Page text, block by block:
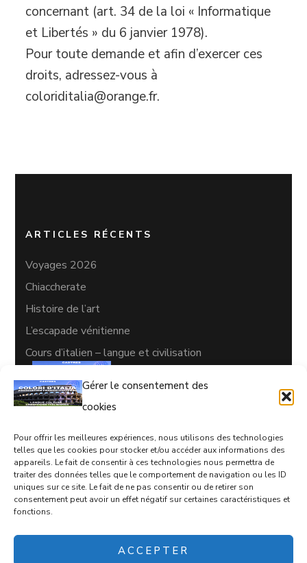
Gérer le consentement des
cookies
Pour offrir les meilleures expériences, nous utilisons des technologies
telles que les cookies pour stocker et/ou accéder aux informations des
appareils. Le fait de consentir à ces technologies nous permettra de
traiter des données telles que le comportement de navigation ou les ID
uniques sur ce site. Le fait de ne pas consentir ou de retirer son
consentement peut avoir un effet négatif sur certaines caractéristiques et
fonctions.
ACCEPTER
concernant (art. 34 de la loi « Informatique
et Libertés » du 6 janvier 1978).
Pour toute demande et afin d’exercer ces
droits, adressez-vous à
coloriditalia@orange.fr.
ARTICLES RÉCENTS
Voyages 2026
Chiaccherate
Histoire de l’art
L’escapade vénitienne
Cours d’italien – langue et civilisation
CONTACTS
05 63 35 77 08
coloriditalia@orange.fr
17 rue d'Empare, Castres, 81100